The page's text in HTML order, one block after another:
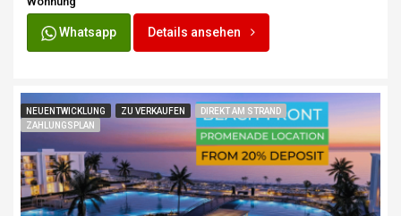
Whatsapp Details ansehen
NEUENTWICKLUNG ZU VERKAUFEN
DIREKT AM STRAND
ZAHLUNGSPLAN